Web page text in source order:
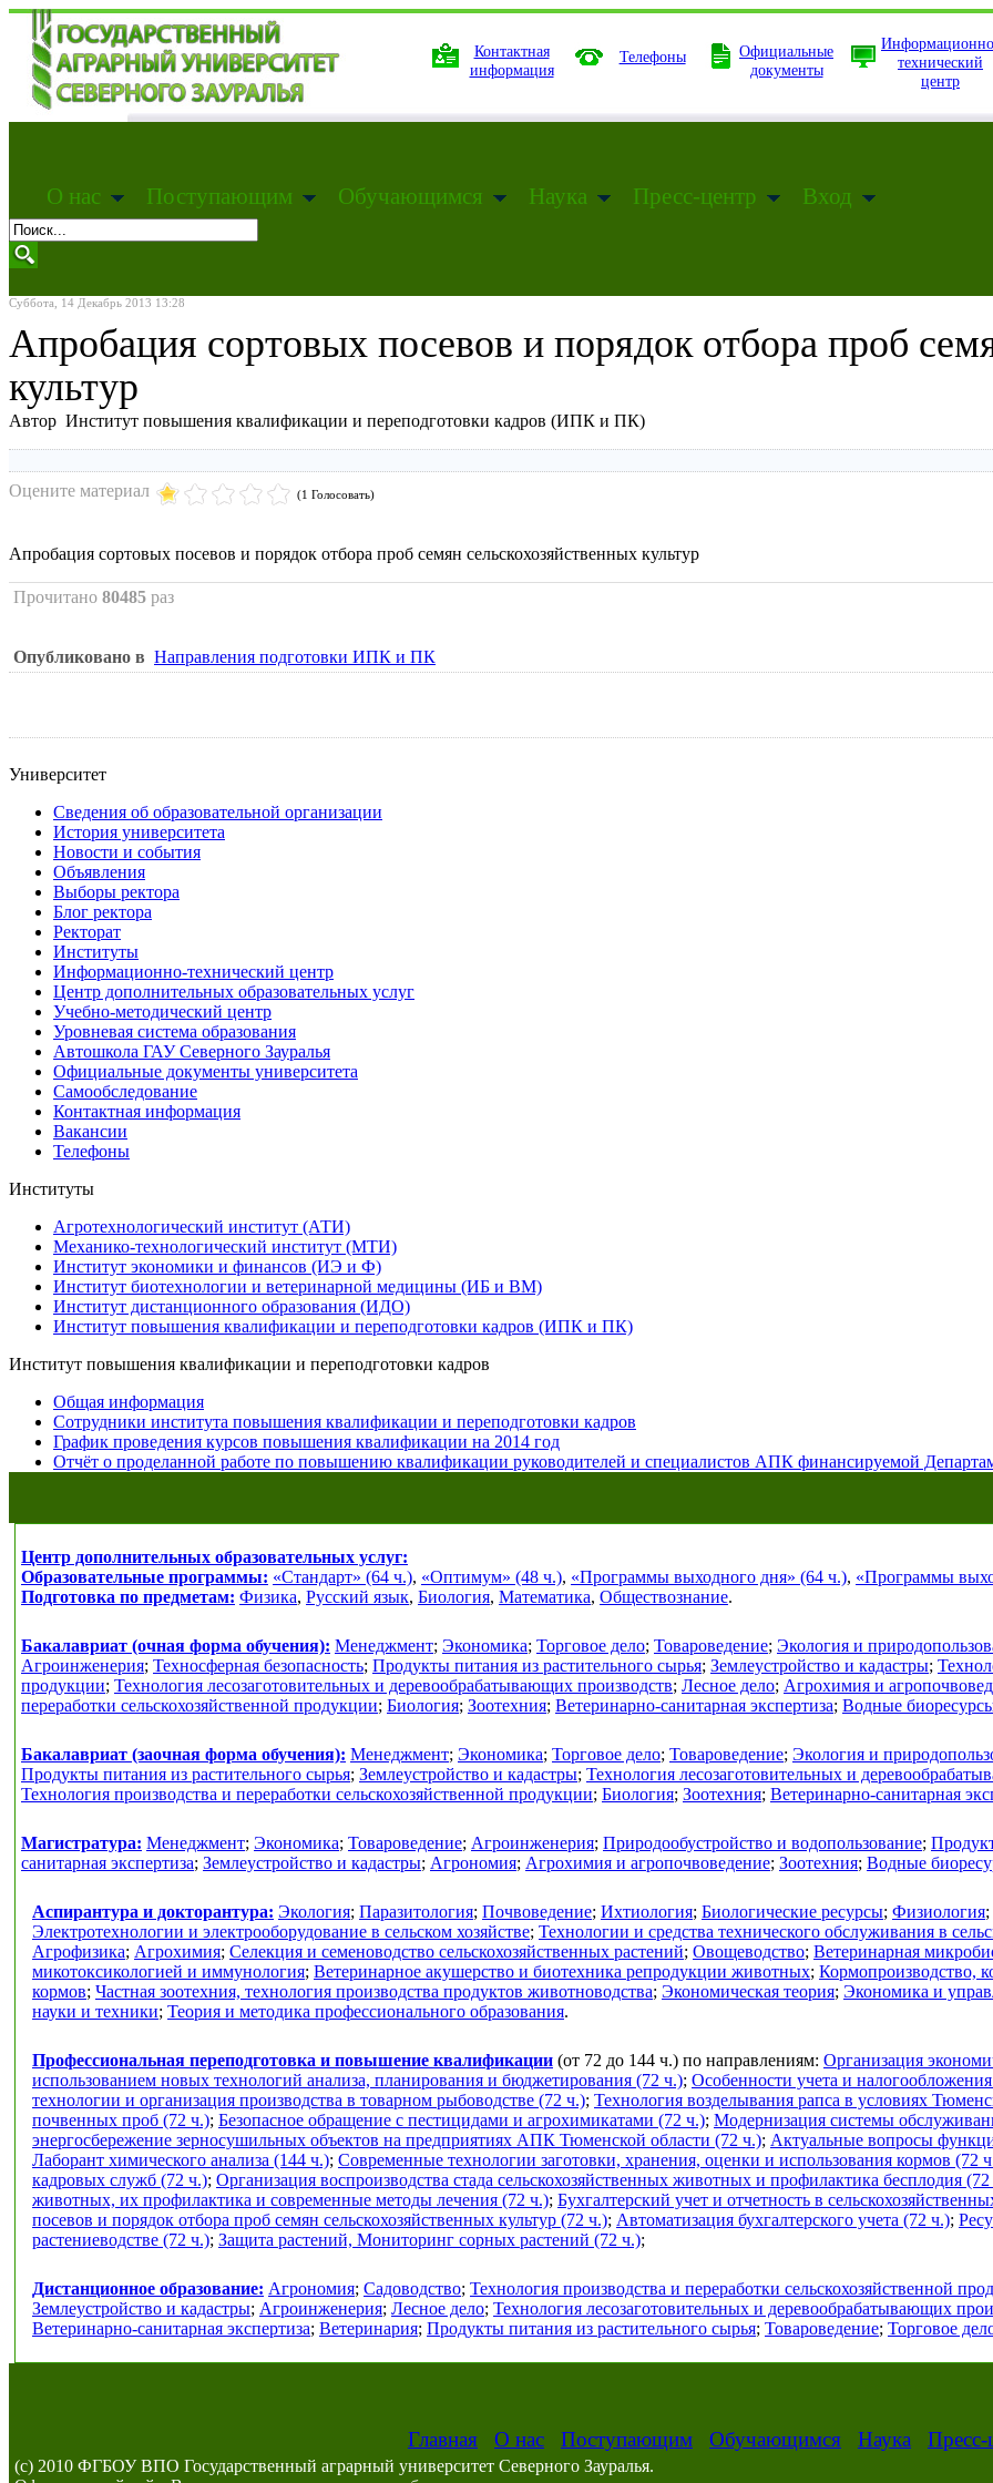
Контактная
информация
Телефоны
Официальные
документы
технический
центр
О нас Поступающим Обучающимся Наука Пресс-центр Вход
Суббота, 14 Декабрь 2013 13:28
Апробация сортовых посевов и порядок отбора проб
культур
Автор Институт повышения квалификации и переподготовки кадров (ИПК и ПК)
Оцените материал (1 Голосовать)
Апробация сортовых посевов и порядок отбора проб семян сельскохозяйственных культур
Прочитано 80485 раз
Опубликовано в Направления подготовки ИПК и ПК
Университет
Сведения об образовательной организации
История университета
Новости и события
Объявления
Выборы ректора
Блог ректора
Ректорат
Институты
Информационно-технический центр
Центр дополнительных образовательных услуг
Учебно-методический центр
Уровневая система образования
Автошкола ГАУ Северного Зауралья
Официальные документы университета
Самообследование
Контактная информация
Вакансии
Телефоны
Институты
Агротехнологический институт (АТИ)
Механико-технологический институт (МТИ)
Институт экономики и финансов (ИЭ и Ф)
Институт биотехнологии и ветеринарной медицины (ИБ и ВМ)
Институт дистанционного образования (ИДО)
Институт повышения квалификации и переподготовки кадров (ИПК и ПК)
Институт повышения квалификации и переподготовки кадров
Общая информация
Сотрудники института повышения квалификации и переподготовки кадров
График проведения курсов повышения квалификации на 2014 год
Отчёт о проделанной работе по повышению квалификации руководителей и специалистов АПК финансируемой
Центр дополнительных образовательных услуг:
Образовательные программы: «Стандарт» (64 ч.), «Оптимум» (48 ч.), «Программы выходного дня» (64 ч.), «Программы
Подготовка по предметам: Физика, Русский язык, Биология, Математика, Обществознание.
Бакалавриат (очная форма обучения): Менеджмент; Экономика; Торговое дело; Товароведение; Экология и
Агроинженерия; Техносферная безопасность; Продукты питания из растительного сырья; Землеустройство и кадастры;
продукции; Технология лесозаготовительных и деревообрабатывающих производств; Лесное дело; Агрохимия и
переработки сельскохозяйственной продукции; Биология; Зоотехния; Ветеринарно-санитарная экспертиза; Водные
Бакалавриат (заочная форма обучения): Менеджмент; Экономика; Торговое дело; Товароведение; Экология и
Продукты питания из растительного сырья; Землеустройство и кадастры; Технология лесозаготовительных и
Технология производства и переработки сельскохозяйственной продукции; Биология; Зоотехния; Ветеринарно-санитарная
Магистратура: Менеджмент; Экономика; Товароведение; Агроинженерия; Природообустройство и водопользование;
санитарная экспертиза; Землеустройство и кадастры; Агрономия; Агрохимия и агропочвоведение; Зоотехния; Водные
Аспирантура и докторантура: Экология; Паразитология; Почвоведение; Ихтиология; Биологические ресурсы; Физиология;
Электротехнологии и электрооборудование в сельском хозяйстве; Технологии и средства технического обслуживания в
Агрофизика; Агрохимия; Селекция и семеноводство сельскохозяйственных растений; Овощеводство; Ветеринарная
микотоксикологией и иммунология; Ветеринарное акушерство и биотехника репродукции животных; Кормопроизводство,
кормов; Частная зоотехния, технология производства продуктов животноводства; Экономическая теория; Экономика и
науки и техники; Теория и методика профессионального образования.
Профессиональная переподготовка и повышение квалификации (от 72 до 144 ч.) по направлениям: Организация
использованием новых технологий анализа, планирования и бюджетирования (72 ч.); Особенности учета и
технологии и организация производства в товарном рыбоводстве (72 ч.); Технология возделывания рапса в условиях
почвенных проб (72 ч.); Безопасное обращение с пестицидами и агрохимикатами (72 ч.); Модернизация системы
энергосбережение зерносушильных объектов на предприятиях АПК Тюменской области (72 ч.); Актуальные вопросы
Лаборант химического анализа (144 ч.); Современные технологии заготовки, хранения, оценки и использования кормов (72
кадровых служб (72 ч.); Организация воспроизводства стада сельскохозяйственных животных и профилактика бесплодия
животных, их профилактика и современные методы лечения (72 ч.); Бухгалтерский учет и отчетность в
посевов и порядок отбора проб семян сельскохозяйственных культур (72 ч.); Автоматизация бухгалтерского учета (72 ч.);
растениеводстве (72 ч.); Защита растений, Мониторинг сорных растений (72 ч.);
Дистанционное образование: Агрономия; Садоводство; Технология производства и переработки сельскохозяйственной
Землеустройство и кадастры; Агроинженерия; Лесное дело; Технология лесозаготовительных и деревообрабатывающих
Ветеринарно-санитарная экспертиза; Ветеринария; Продукты питания из растительного сырья; Товароведение; Торговое
Главная О нас Поступающим Обучающимся Наука Пресс-
(c) 2010 ФГБОУ ВПО Государственный аграрный университет Северного Зауралья.